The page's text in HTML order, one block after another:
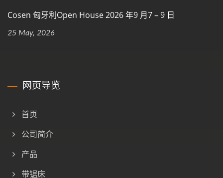
Cosen 匈牙利Open House 2026 年9 月7 – 9 日
25 May, 2026
网页导览
首页
公司简介
产品
带锯床